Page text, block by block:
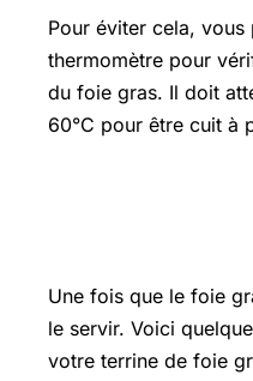
Pour éviter cela,
thermomètre pour
du foie gras. Il doit
60°C pour être cuit à
Une fois que le foie
le servir. Voici
votre terrine de foie